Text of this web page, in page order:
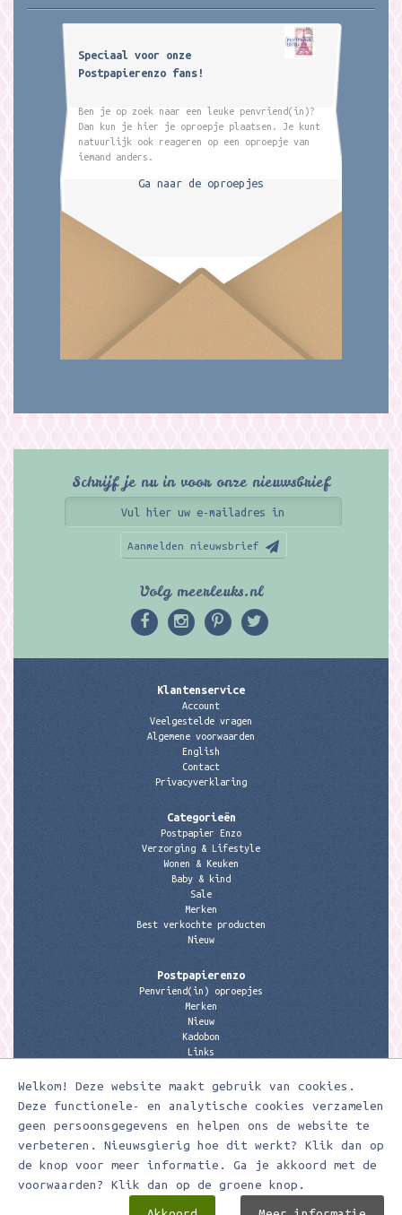
Welkom! Deze website maakt gebruik van cookies.
Deze functionele- en analytische cookies verzamelen
geen persoonsgegevens en helpen ons de website te
verbeteren. Nieuwsgierig hoe dit werkt? Klik dan op
de knop voor meer informatie. Ga je akkoord met de
voorwaarden? Klik dan op de groene knop.
Speciaal voor onze
Postpapierenzo fans!
Ben je op zoek naar een leuke penvriend(in)?
Dan kun je hier je oproepje plaatsen. Je kunt
natuurlijk ook reageren op een oproepje van
iemand anders.
Ga naar de oproepjes
Schrijf je nu in voor onze nieuwsbrief
Aanmelden nieuwsbrief
Volg meerleuks.nl
Klantenservice
Account
Veelgestelde vragen
Algemene voorwaarden
English
Contact
Privacyverklaring
Categorieën
Postpapier Enzo
Verzorging & Lifestyle
Wonen & Keuken
Baby & kind
Sale
Merken
Best verkochte producten
Nieuw
Postpapierenzo
Penvriend(in) oproepjes
Merken
Nieuw
Kadobon
Links
Contactgegevens
Meerleuks
anita@meerleuks.nl
06 – 107 163 36
KVK nummer: 58807179
BTW nummer: 853190859B01